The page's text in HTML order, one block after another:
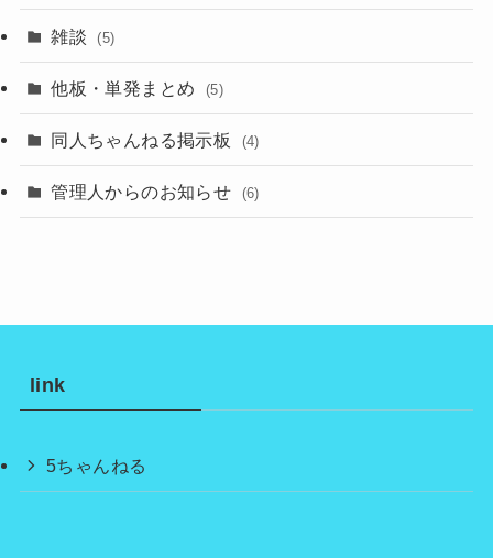
雑談 (5)
他板・単発まとめ (5)
同人ちゃんねる掲示板 (4)
管理人からのお知らせ (6)
link
5ちゃんねる